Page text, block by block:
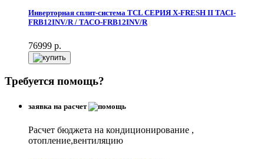
Инверторная сплит-система TCL СЕРИЯ X-FRESH II TACI-
FRB12INV/R / TACO-FRB12INV/R
76999 р.
Требуется помощь?
заявка на расчет
Расчет бюджета на кондиционирование ,
отопление,вентиляцию